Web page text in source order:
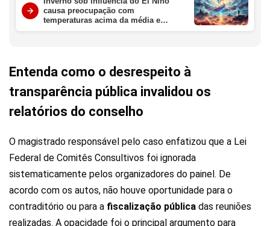
causa preocupação com
temperaturas acima da média e
chuvas intensas no Brasil
Entenda como o desrespeito à
transparência pública invalidou os
relatórios do conselho
O magistrado responsável pelo caso enfatizou que a Lei
Federal de Comitês Consultivos foi ignorada
sistematicamente pelos organizadores do painel. De
acordo com os autos, não houve oportunidade para o
contraditório ou para a fiscalização pública das reuniões
realizadas. A opacidade foi o principal argumento para